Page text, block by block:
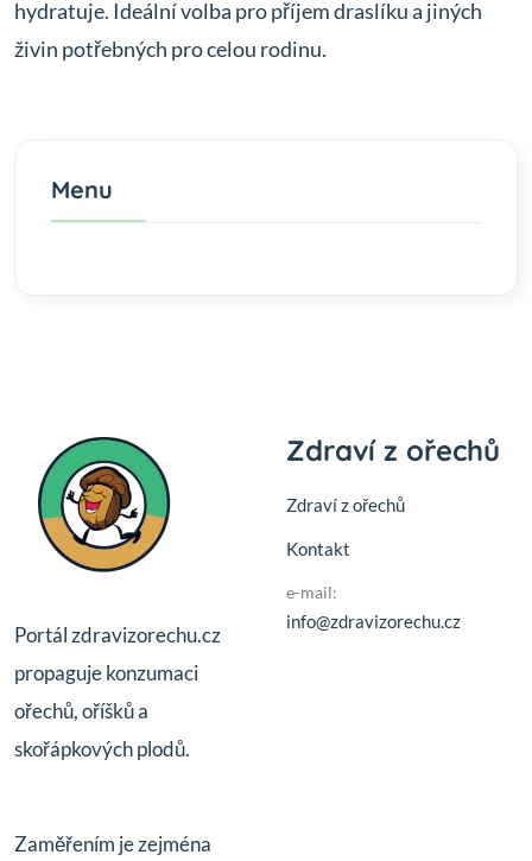
hydratuje. Ideální volba pro příjem draslíku a jiných
živin potřebných pro celou rodinu.
Menu
Portál zdravizorechu.cz
propaguje konzumaci
ořechů, oříšků a
skořápkových plodů.
Zaměřením je zejména
Zdraví z ořechů
Zdraví z ořechů
Kontakt
e-mail:
info@zdravizorechu.cz